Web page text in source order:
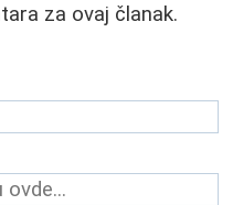
za ovaj članak.